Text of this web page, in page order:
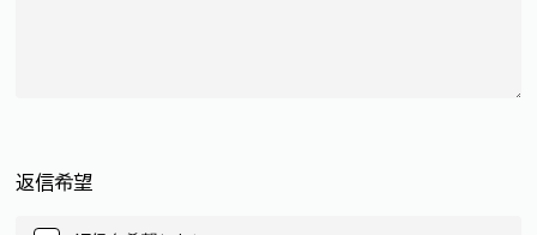
返信希望